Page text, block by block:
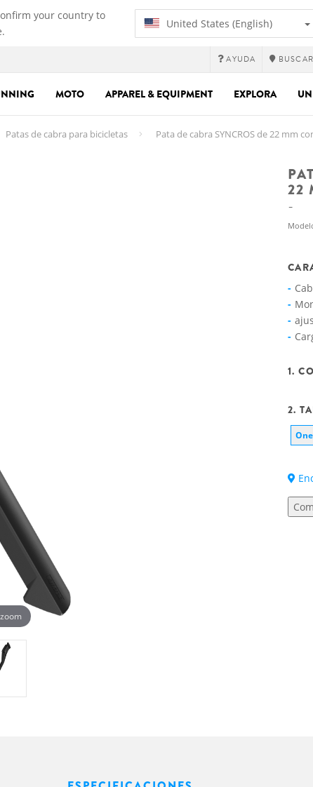
your country to
United States (English)
AYUDA
MOTO APPAREL & EQUIPMENT EXPLORA
Patas de cabra para bicicletas Pata de cabra SYNCROS de 22 mm
22
1.
2.